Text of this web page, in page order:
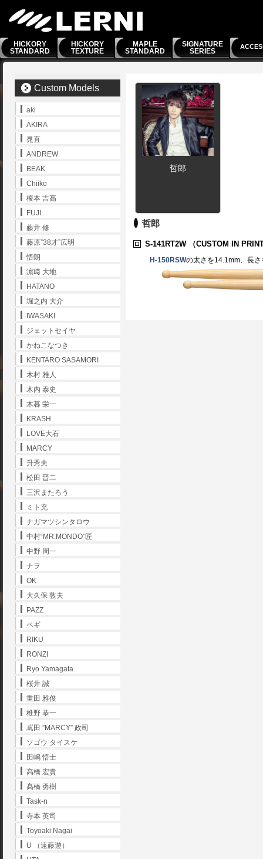
HICKORY
STANDARD
HICKORY
TEXTURE
MAPLE
STANDARD
SIGNATURE
SERIES
哲郎
哲郎
S-141RT2W （CUSTOM IN
H-150RSWの太さを14.1mm、長
Custom Models
aki
AKIRA
晁直
ANDREW
BEAK
Chiiko
榎本 吉高
FUJI
藤井 修
藤原”38才”広明
悟朗
濵﨑 大地
HATANO
堀之内 大介
IWASAKI
ジェットセイヤ
かねこなつき
KENTARO SASAMORI
木村 雅人
木内 泰史
木暮 栄一
KRASH
LOVE大石
MARCY
升秀夫
松田 晋二
三沢またろう
ミト充
ナガマツシンタロウ
中村“MR.MONDO”匠
中野 周一
ナヲ
OK
大久保 敦夫
PAZZ
ペギ
RIKU
RONZI
Ryo Yamagata
桜井 誠
重田 雅俊
椎野 恭一
嶌田 ”MARCY” 政司
ソゴウ タイスケ
田嶋 悟士
高橋 宏貴
髙橋 勇樹
Task-n
寺本 英司
Toyoaki Nagai
U （遠藤遊）